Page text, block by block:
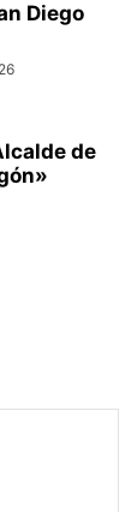
Diego
de